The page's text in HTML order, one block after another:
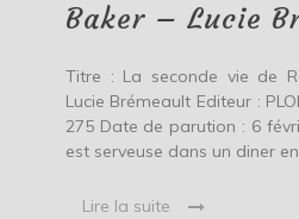
Baker – Lucie
Titre : La seconde vie de
Lucie Brémeault Editeur :
275 Date de parution : 6
est serveuse dans un diner
Lire la suite